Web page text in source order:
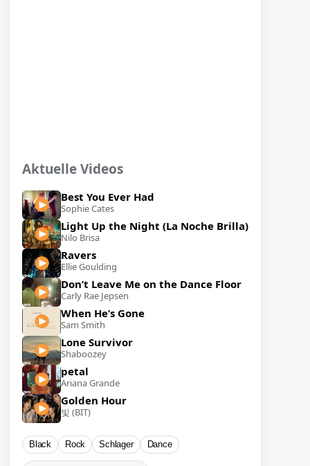
Aktuelle Videos
Best You Ever Had
Sophie Cates
Light Up the Night (La Noche Brilla)
Nilo Brisa
Ravers
Ellie Goulding
Don’t Leave Me on the Dance Floor
Carly Rae Jepsen
When He’s Gone
Sam Smith
Lone Survivor
Shaboozey
petal
Ariana Grande
Golden Hour
빛 (BIT)
Black Rock Schlager Dance